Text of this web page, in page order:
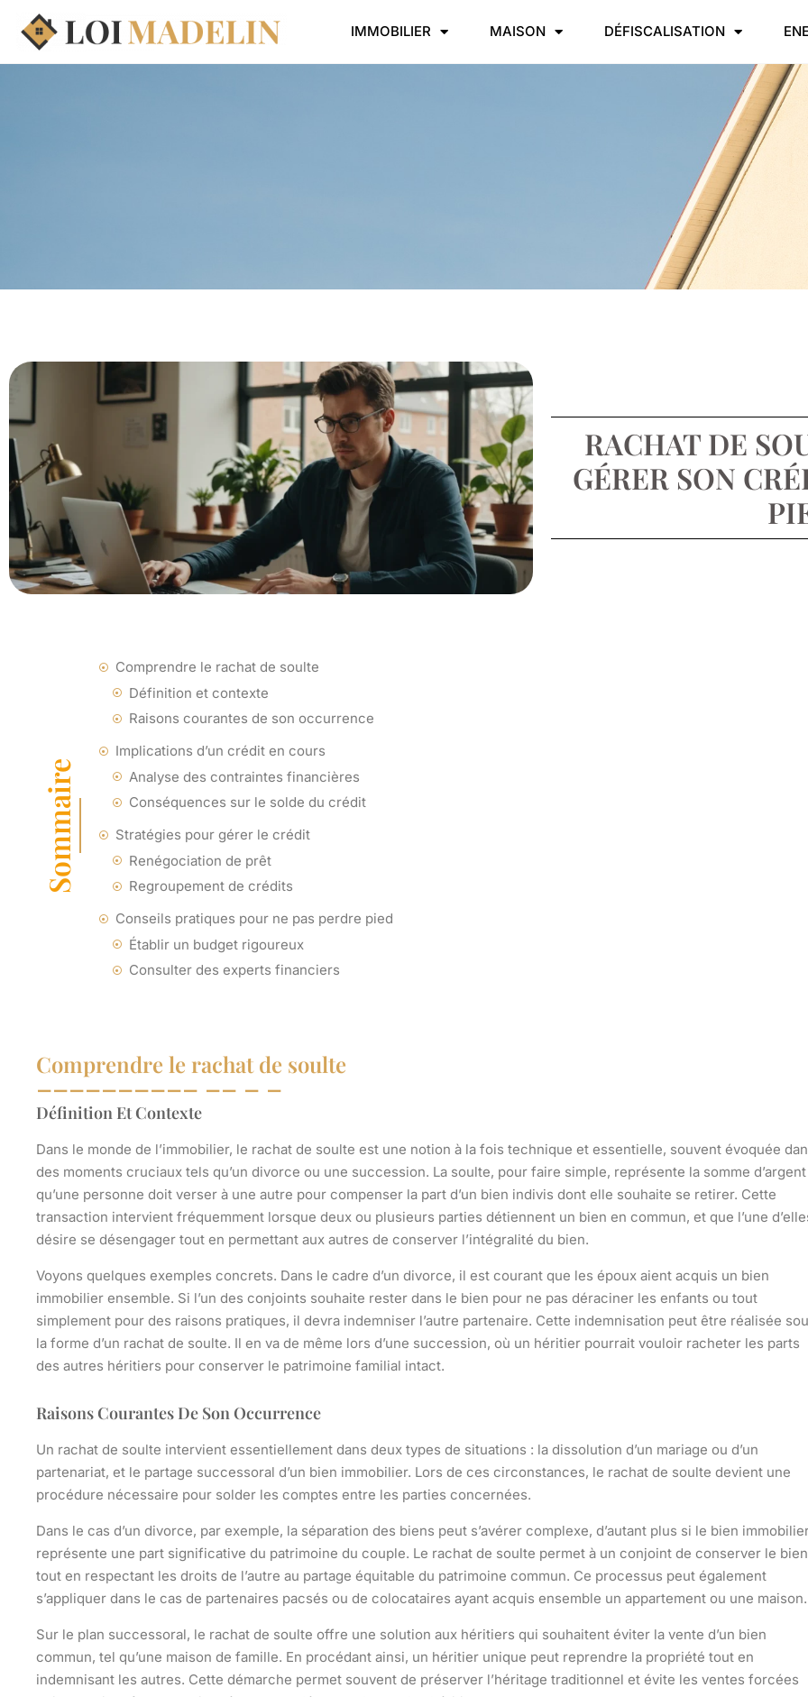
IMMOBILIER MAISON DÉFISCALISATION
RACHAT DE
GÉRER SON
Sommaire
Comprendre le rachat de soulte
Définition et contexte
Raisons courantes de son occurrence
Implications d’un crédit en cours
Analyse des contraintes financières
Conséquences sur le solde du crédit
Stratégies pour gérer le crédit
Renégociation de prêt
Regroupement de crédits
Conseils pratiques pour ne pas perdre pied
Établir un budget rigoureux
Consulter des experts financiers
Comprendre le rachat de soulte
Définition Et Contexte
Dans le monde de l’immobilier, le rachat de soulte est une notion à la fois technique et essentielle, souvent évoquée
des moments cruciaux tels qu’un divorce ou une succession. La soulte, pour faire simple, représente la somme d’argent
qu’une personne doit verser à une autre pour compenser la part d’un bien indivis dont elle souhaite se retirer. Cette
transaction intervient fréquemment lorsque deux ou plusieurs parties détiennent un bien en commun, et que l’une
désire se désengager tout en permettant aux autres de conserver l’intégralité du bien.
Voyons quelques exemples concrets. Dans le cadre d’un divorce, il est courant que les époux aient acquis un bien
immobilier ensemble. Si l’un des conjoints souhaite rester dans le bien pour ne pas déraciner les enfants ou tout
simplement pour des raisons pratiques, il devra indemniser l’autre partenaire. Cette indemnisation peut être réalisée
la forme d’un rachat de soulte. Il en va de même lors d’une succession, où un héritier pourrait vouloir racheter les parts
des autres héritiers pour conserver le patrimoine familial intact.
Raisons Courantes De Son Occurrence
Un rachat de soulte intervient essentiellement dans deux types de situations : la dissolution d’un mariage ou d’un
partenariat, et le partage successoral d’un bien immobilier. Lors de ces circonstances, le rachat de soulte devient une
procédure nécessaire pour solder les comptes entre les parties concernées.
Dans le cas d’un divorce, par exemple, la séparation des biens peut s’avérer complexe, d’autant plus si le bien
représente une part significative du patrimoine du couple. Le rachat de soulte permet à un conjoint de conserver le bien
tout en respectant les droits de l’autre au partage équitable du patrimoine commun. Ce processus peut également
s’appliquer dans le cas de partenaires pacsés ou de colocataires ayant acquis ensemble un appartement ou une maison.
Sur le plan successoral, le rachat de soulte offre une solution aux héritiers qui souhaitent éviter la vente d’un bien
commun, tel qu’une maison de famille. En procédant ainsi, un héritier unique peut reprendre la propriété tout en
indemnisant les autres. Cette démarche permet souvent de préserver l’héritage traditionnel et évite les ventes forcées